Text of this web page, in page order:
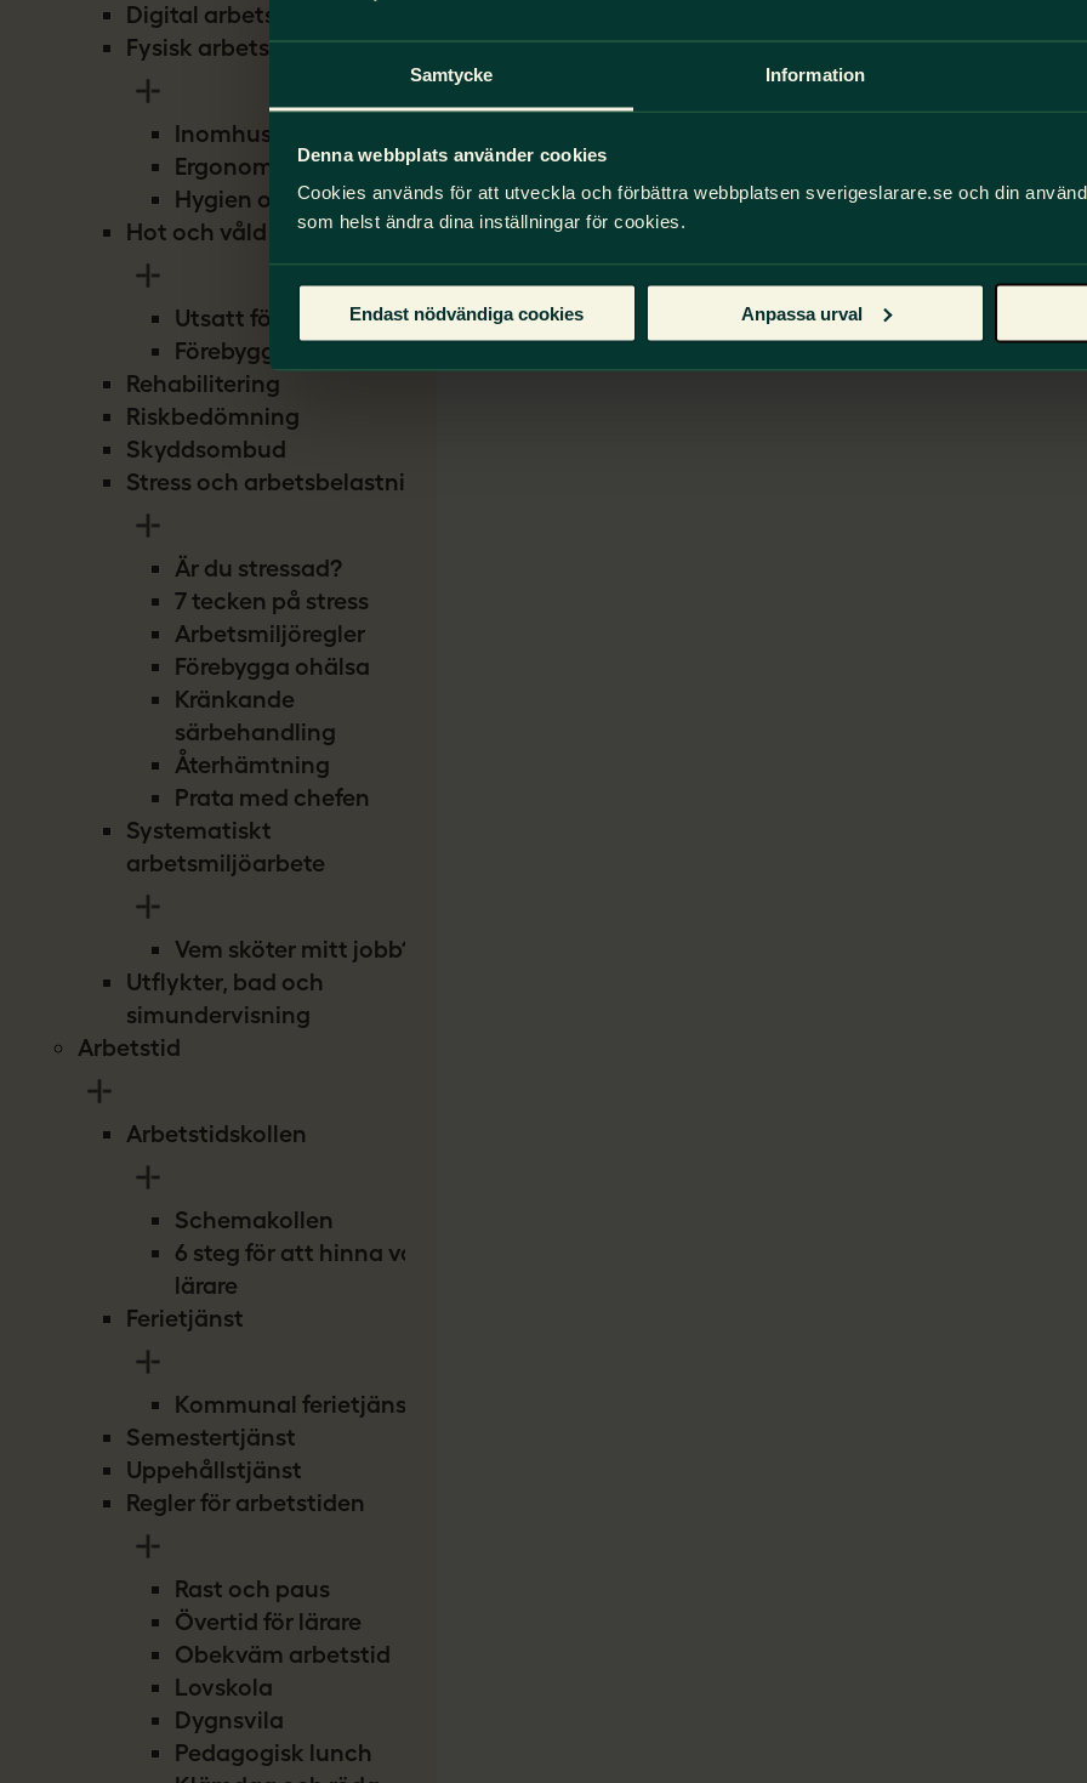
Samtycke Information
Denna webbplats använder cookies
Cookies används för att utveckla och förbättra webbplatsen sverigeslarare.se och din
som helst ändra dina inställningar för cookies.
Endast nödvändiga cookies Anpassa urval
Digital arbetsmiljö
Fysisk arbetsmiljö
Inomhusmiljö
Ergonomi
Hygien och smitta
Hot och våld
Utsatt för hot
Förebygg hot
Rehabilitering
Riskbedömning
Skyddsombud
Stress och arbetsbelastning
Är du stressad?
7 tecken på stress
Arbetsmiljöregler
Förebygga ohälsa
Kränkande
särbehandling
Återhämtning
Prata med chefen
Systematiskt
arbetsmiljöarbete
Vem sköter mitt jobb?
Utflykter, bad och
simundervisning
Arbetstid
Arbetstidskollen
Schemakollen
6 steg för att hinna vara
lärare
Ferietjänst
Kommunal ferietjänst
Semestertjänst
Uppehållstjänst
Regler för arbetstiden
Rast och paus
Övertid för lärare
Obekväm arbetstid
Lovskola
Dygnsvila
Pedagogisk lunch